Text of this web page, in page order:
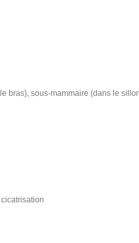
bras), sous-mammaire (dans le